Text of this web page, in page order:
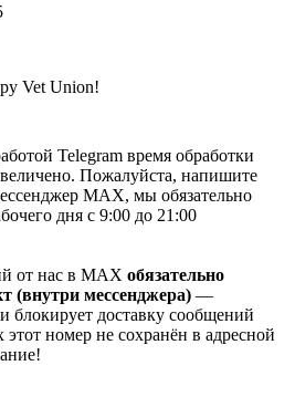
Vet Union!
Telegram время обработки
Пожалуйста, напишите
МАХ, мы обязательно
дня с 9:00 до 21:00
от нас в МАХ обязательно
(внутри мессенджера) —
блокирует доставку сообщений
этот номер не сохранён в адресной